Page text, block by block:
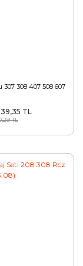
307 308 407 508 607
TL
TL